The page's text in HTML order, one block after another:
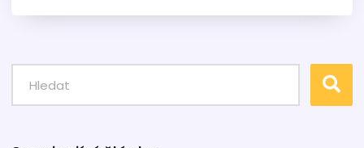
Přečtěte si také o nejzajímavějších modelech,
které se v ČR objevují.